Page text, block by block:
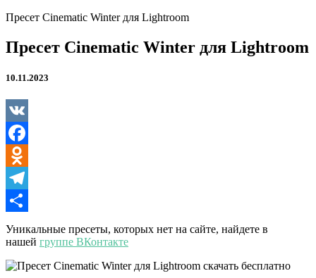
Пресет Cinematic Winter для Lightroom
Пресет Cinematic Winter для Lightroom
10.11.2023
VK
Facebook
Odnoklassniki
Telegram
Отправить
Уникальные пресеты, которых нет на сайте, найдете в
нашей группе ВКонтакте